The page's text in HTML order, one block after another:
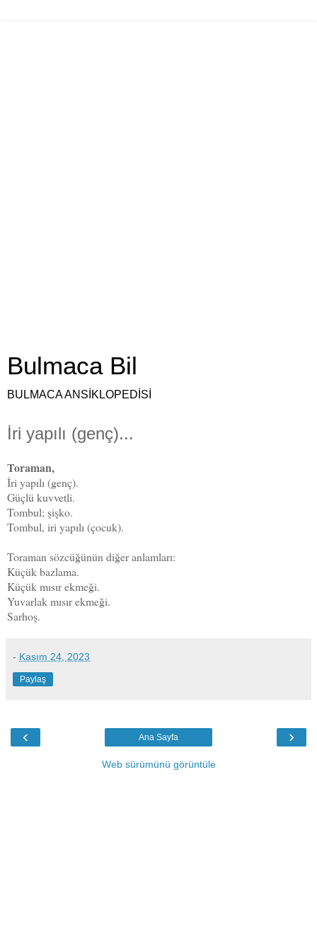
Bulmaca Bil
BULMACA ANSİKLOPEDİSİ
İri yapılı (genç)...
Toraman,
İri yapılı (genç).
Güçlü kuvvetli.
Tombul; şişko.
Tombul, iri yapılı (çocuk).
Toraman sözcüğünün diğer anlamları:
Küçük bazlama.
Küçük mısır ekmeği.
Yuvarlak mısır ekmeği.
Sarhoş.
- Kasım 24, 2023
Paylaş
‹ ›
Ana Sayfa
Web sürümünü görüntüle